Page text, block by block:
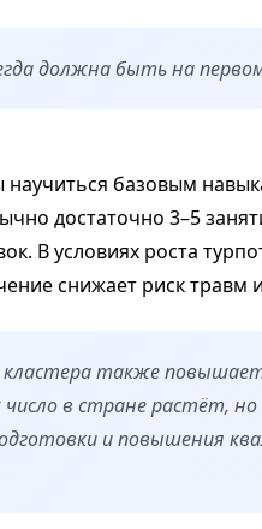
должна быть на
базовым
достаточно 3–5
В условиях роста
снижает риск травм
кластера также
в стране растёт, но
и повышения